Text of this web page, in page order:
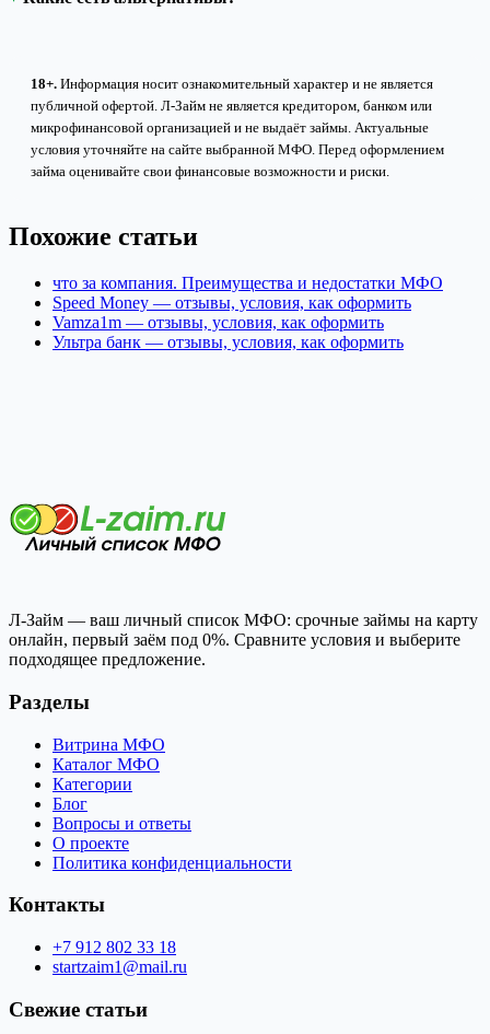
18+. Информация носит ознакомительный характер и не является
публичной офертой. Л-Займ не является кредитором, банком или
микрофинансовой организацией и не выдаёт займы. Актуальные
условия уточняйте на сайте выбранной МФО. Перед оформлением
займа оценивайте свои финансовые возможности и риски.
Похожие статьи
что за компания. Преимущества и недостатки МФО
Speed Money — отзывы, условия, как оформить
Vamza1m — отзывы, условия, как оформить
Ультра банк — отзывы, условия, как оформить
Л-Займ — ваш личный список МФО: срочные займы на карту
онлайн, первый заём под 0%. Сравните условия и выберите
подходящее предложение.
Разделы
Витрина МФО
Каталог МФО
Категории
Блог
Вопросы и ответы
О проекте
Политика конфиденциальности
Контакты
+7 912 802 33 18
startzaim1@mail.ru
Свежие статьи